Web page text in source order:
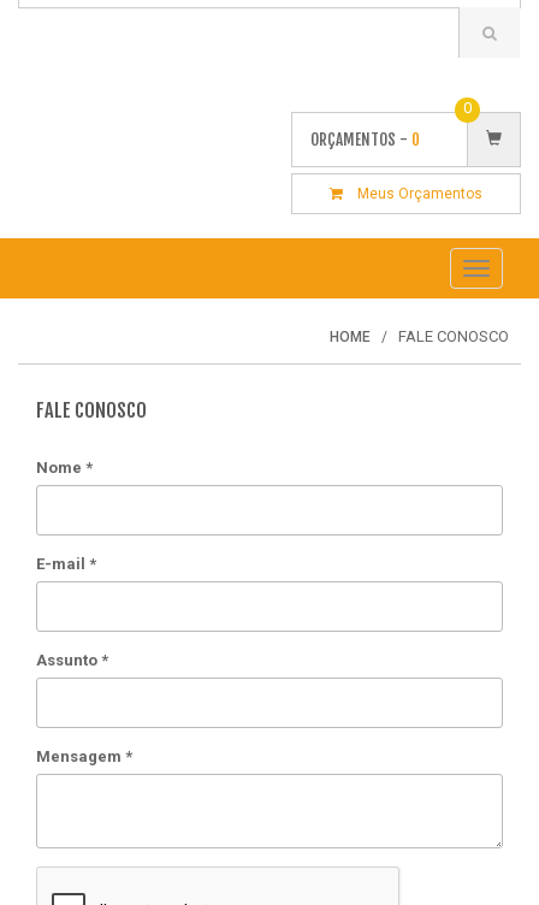
ORÇAMENTOS - 0
0
Meus Orçamentos
Toggle
HOME FALE CONOSCO
FALE CONOSCO
Nome *
E-mail *
Assunto *
Mensagem *